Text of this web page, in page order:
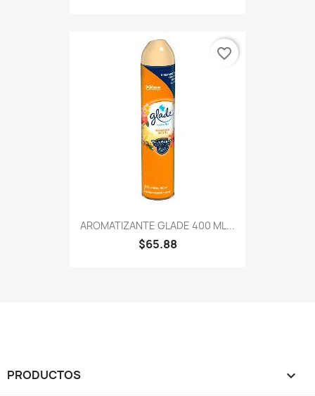
AROMATIZANTE GLADE 400 ML...
$65.88
favorite_border
PRODUCTOS 